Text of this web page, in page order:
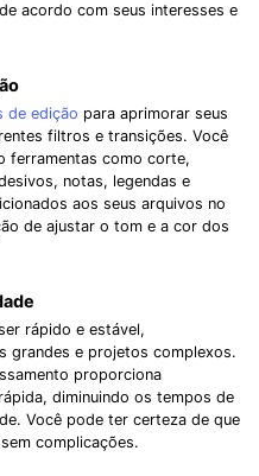
acordo com seus interesses e
de edição para aprimorar seus
filtros e transições. Você
ferramentas como corte,
notas, legendas e
aos seus arquivos no
de ajustar o tom e a cor dos
rápido e estável,
grandes e projetos complexos.
proporciona
diminuindo os tempos de
Você pode ter certeza de que
complicações.